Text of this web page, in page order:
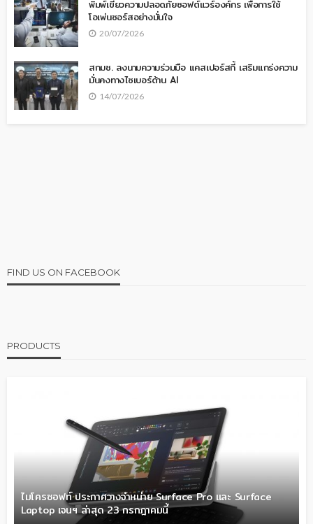
พิมพ์เขียวความปลอดภัยซอฟต์แวร์องค์กร เพื่อการใช้
โอเพ่นซอร์สอย่างมั่นใจ
20/07/2026
สกมช. ลงนามความร่วมมือ แคสเปอร์สกี้ เสริมแกร่งความ
มั่นคงทางไซเบอร์ด้าน AI
14/07/2026
FIND US ON FACEBOOK
PRODUCTS
ไมโครซอฟท์ ประกาศวางจำหน่าย Surface Pro และ Surface
Laptop เจนฯ ล่าสุด 23 กรกฎาคมนี้